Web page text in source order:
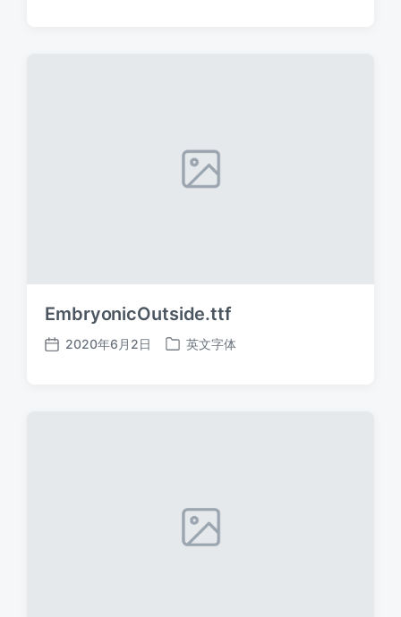
EmbryonicOutside.ttf
发
2020年6月2日
发
英文字体